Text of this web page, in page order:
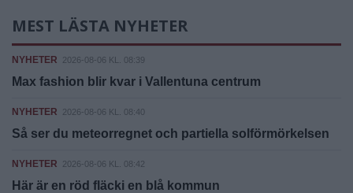
MEST LÄSTA NYHETER
NYHETER 2026-08-06 KL. 08:39
Max fashion blir kvar i Vallentuna centrum
NYHETER 2026-08-06 KL. 08:40
Så ser du meteorregnet och partiella solförmörkelsen
NYHETER 2026-08-06 KL. 08:42
Här är en röd fläcki en blå kommun